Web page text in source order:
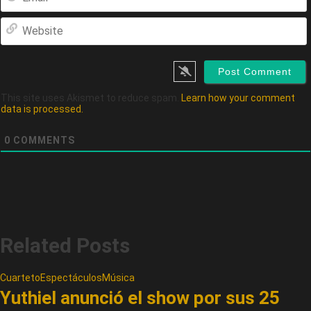
This site uses Akismet to reduce spam.
Learn how your comment
data is processed.
0 COMMENTS
Related Posts
CuartetoEspectáculosMúsica
Yuthiel anunció el show por sus 25